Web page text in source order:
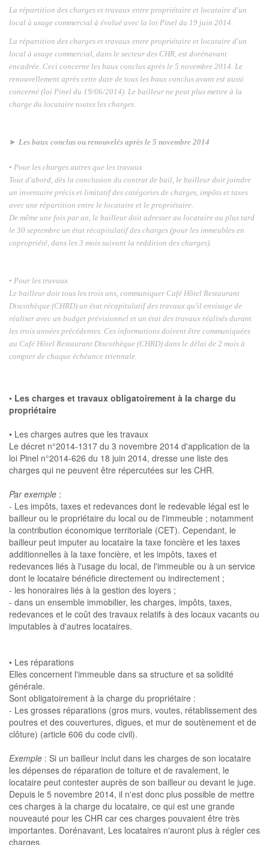
La répartition des charges et travaux entre propriétaire et locataire d'un
local à usage commercial à évolué avec la loi Pinel du 19 juin 2014.
La répartition des charges et travaux entre propriétaire et locataire d'un
local à usage commercial, dans le secteur des CHR, est dorénavant
encadrée. Ceci concerne les baux conclus après le 5 novembre 2014. Le
renouvellement après cette date de tous les baux conclus avant est aussi
concerné (loi Pinel du 19/06/2014). Le bailleur ne peut plus mettre à la
charge du locataire toutes les charges.
► Les baux conclus ou renouvelés après le 5 novembre 2014
• Pour les charges autres que les travaux
Tout d'abord, dès la conclusion du contrat de bail, le bailleur doit joindre
un inventaire précis et limitatif des catégories de charges, impôts et taxes
avec une répartition entre le locataire et le propriétaire.
De même une fois par an, le bailleur doit adresser au locataire au plus tard
le 30 septembre un état récapitulatif des charges (pour les immeubles en
copropriété, dans les 3 mois suivant la reddition des charges).
• Pour les travaux
Le bailleur doit tous les trois ans, communiquer Café Hôtel Restaurant
Discothèque (CHRD) un état récapitulatif des travaux qu'il envisage de
réaliser avec un budget prévisionnel et un état des travaux réalisés durant
les trois années précédentes. Ces informations doivent être communiquées
au Café Hôtel Restaurant Discothèque (CHRD) dans le délai de 2 mois à
compter de chaque échéance triennale.
• Les charges et travaux obligatoirement à la charge du
propriétaire
• Les charges autres que les travaux
Le décret n°2014-1317 du 3 novembre 2014 d'application de la
loi Pinel n°2014-626 du 18 juin 2014, dresse une liste des
charges qui ne peuvent être répercutées sur les CHR.
Par exemple :
- Les impôts, taxes et redevances dont le redevable légal est le
bailleur ou le propriétaire du local ou de l'immeuble ; notamment
la contribution économique territoriale (CET). Cependant, le
bailleur peut imputer au locataire la taxe foncière et les taxes
additionnelles à la taxe foncière, et les impôts, taxes et
redevances liés à l'usage du local, de l'immeuble ou à un service
dont le locataire bénéficie directement ou indirectement ;
- les honoraires liés à la gestion des loyers ;
- dans un ensemble immobilier, les charges, impôts, taxes,
redevances et le coût des travaux relatifs à des locaux vacants ou
imputables à d'autres locataires.
• Les réparations
Elles concernent l'immeuble dans sa structure et sa solidité
générale.
Sont obligatoirement à la charge du propriétaire :
- Les grosses réparations (gros murs, voutes, rétablissement des
poutres et des couvertures, digues, et mur de soutènement et de
clôture) (article 606 du code civil).
Exemple : Si un bailleur inclut dans les charges de son locataire
les dépenses de réparation de toiture et de ravalement, le
locataire peut contester auprès de son bailleur ou devant le juge.
Depuis le 5 novembre 2014, il n'est donc plus possible de mettre
ces charges à la charge du locataire, ce qui est une grande
nouveauté pour les CHR car ces charges pouvaient être très
importantes. Dorénavant, Les locataires n'auront plus à régler ces
charges.